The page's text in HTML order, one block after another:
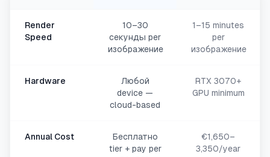
Render
Speed
10–30
секунды per
изображение
1–15 minutes
per
изображение
Hardware
Любой
device —
cloud-based
RTX 3070+
GPU minimum
Annual Cost
Бесплатно
tier + pay per
€1,650–
3,350/year